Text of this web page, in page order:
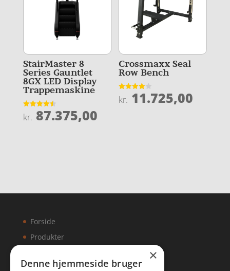
StairMaster 8
Series Gauntlet
8GX LED Display
Trappemaskine
Vurderet
4.5
kr. 87.375,00
Crossmaxx Seal
Row Bench
Vurderet
4
kr. 11.725,00
Forside
Produkter
×
Denne hjemmeside bruger